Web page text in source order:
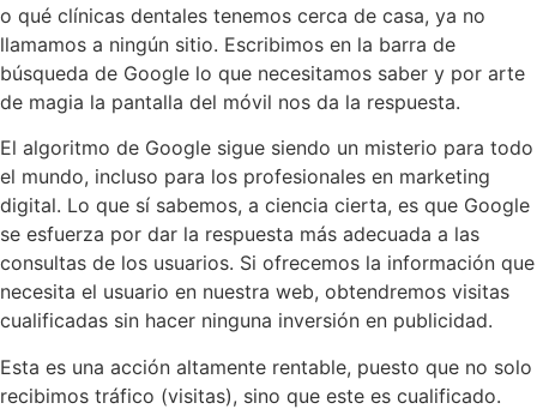
o qué clínicas dentales tenemos cerca de casa, ya no
llamamos a ningún sitio. Escribimos en la barra de
búsqueda de Google lo que necesitamos saber y por arte
de magia la pantalla del móvil nos da la respuesta.
El algoritmo de Google sigue siendo un misterio para todo
el mundo, incluso para los profesionales en marketing
digital. Lo que sí sabemos, a ciencia cierta, es que Google
se esfuerza por dar la respuesta más adecuada a las
consultas de los usuarios. Si ofrecemos la información que
necesita el usuario en nuestra web, obtendremos visitas
cualificadas sin hacer ninguna inversión en publicidad.
Esta es una acción altamente rentable, puesto que no solo
recibimos tráfico (visitas), sino que este es cualificado.